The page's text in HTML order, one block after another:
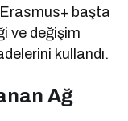
Erasmus+ başta
ve değişim
kullandı.
Ağ